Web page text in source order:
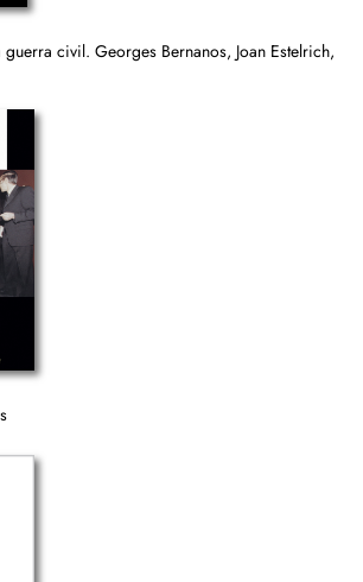
civil. Georges Bernanos, Joan Estelrich,